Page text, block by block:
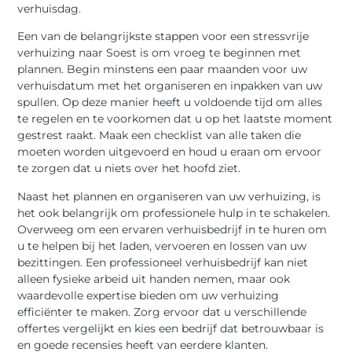
verhuisdag.
Een van de belangrijkste stappen voor een stressvrije
verhuizing naar Soest is om vroeg te beginnen met
plannen. Begin minstens een paar maanden voor uw
verhuisdatum met het organiseren en inpakken van uw
spullen. Op deze manier heeft u voldoende tijd om alles
te regelen en te voorkomen dat u op het laatste moment
gestrest raakt. Maak een checklist van alle taken die
moeten worden uitgevoerd en houd u eraan om ervoor
te zorgen dat u niets over het hoofd ziet.
Naast het plannen en organiseren van uw verhuizing, is
het ook belangrijk om professionele hulp in te schakelen.
Overweeg om een ervaren verhuisbedrijf in te huren om
u te helpen bij het laden, vervoeren en lossen van uw
bezittingen. Een professioneel verhuisbedrijf kan niet
alleen fysieke arbeid uit handen nemen, maar ook
waardevolle expertise bieden om uw verhuizing
efficiënter te maken. Zorg ervoor dat u verschillende
offertes vergelijkt en kies een bedrijf dat betrouwbaar is
en goede recensies heeft van eerdere klanten.